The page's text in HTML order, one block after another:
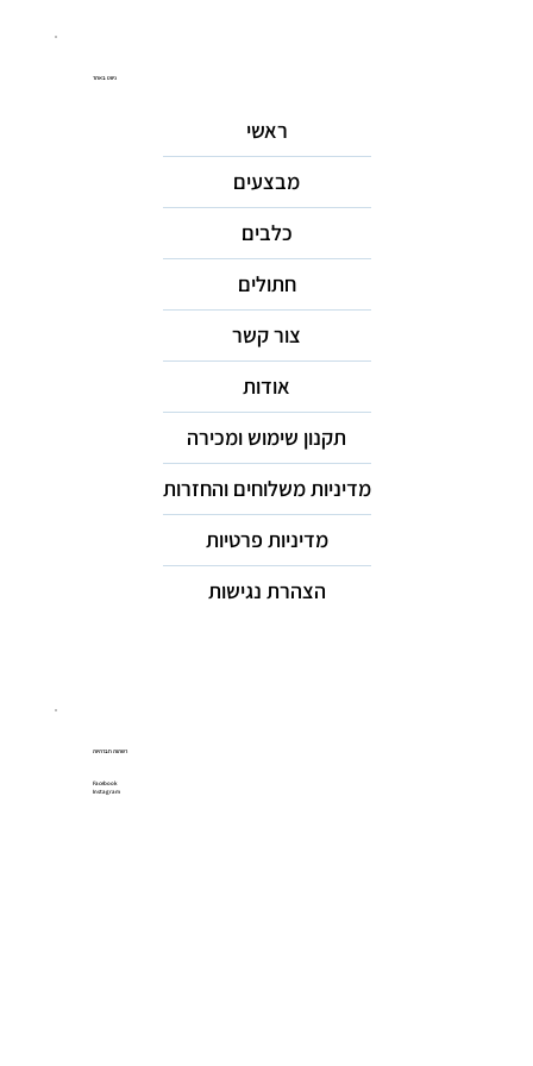
ניווט באתר
ראשי
מבצעים
כלבים
חתולים
צור קשר
אודות
תקנון שימוש ומכירה
מדיניות משלוחים והחזרות
מדיניות פרטיות
הצהרת נגישות
רשתות חברתיות
Facebook
Instagram